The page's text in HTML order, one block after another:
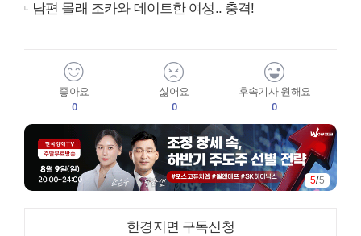
남편 몰래 조카와 데이트한 여성.. 충격!
좋아요
0
싫어요
0
후속기사 원해요
0
5/5
한경지면 구독신청